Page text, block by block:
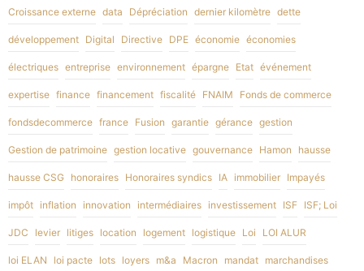
Croissance externe data Dépréciation dernier kilomètre dette
développement Digital Directive DPE économie économies
électriques entreprise environnement épargne Etat événement
expertise finance financement fiscalité FNAIM Fonds de commerce
fondsdecommerce france Fusion garantie gérance gestion
Gestion de patrimoine gestion locative gouvernance Hamon hausse
hausse CSG honoraires Honoraires syndics IA immobilier Impayés
impôt inflation innovation intermédiaires investissement ISF ISF; Loi
JDC levier litiges location logement logistique Loi LOI ALUR
loi ELAN loi pacte lots loyers m&a Macron mandat marchandises